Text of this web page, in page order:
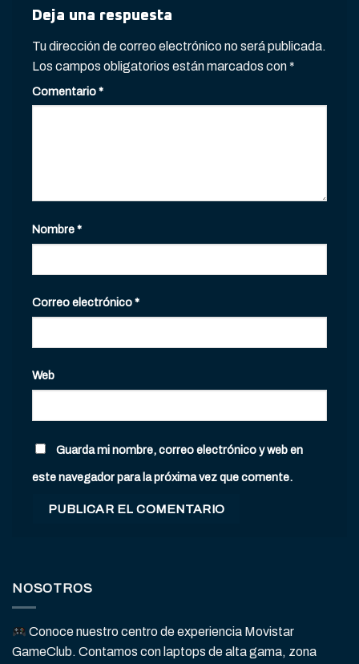
Deja una respuesta
Tu dirección de correo electrónico no será publicada.
Los campos obligatorios están marcados con*
Comentario*
Nombre*
Correo electrónico*
Web
Guarda mi nombre, correo electrónico y web en
este navegador para la próxima vez que comente.
NOSOTROS
Conoce nuestro centro de experiencia Movistar
GameClub. Contamos con laptops de alta gama, zona